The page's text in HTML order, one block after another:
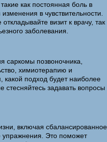
как постоянная боль в
в чувствительности.
визит к врачу, так
заболевания.
саркомы позвоночника,
химиотерапию и
подход будет наиболее
задавать вопросы
включая сбалансированное
упражнения. Это поможет